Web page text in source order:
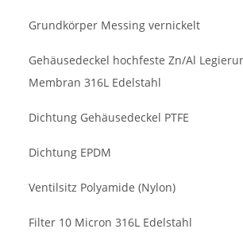
Grundkörper Messing vernickelt
Gehäusedeckel hochfeste Zn/Al
Membran 316L Edelstahl
Dichtung Gehäusedeckel PTFE
Dichtung EPDM
Ventilsitz Polyamide (Nylon)
Filter 10 Micron 316L Edelstahl